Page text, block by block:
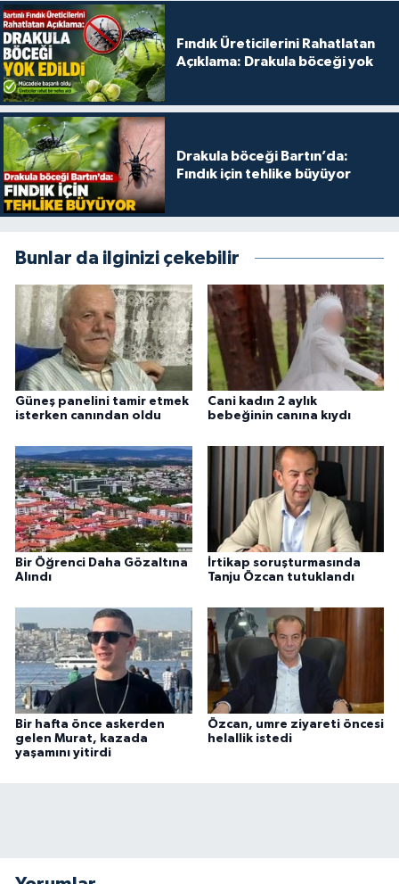
Fındık Üreticilerini Rahatlatan
Açıklama: Drakula böceği yok
Drakula böceği Bartın’da:
Fındık için tehlike büyüyor
Bunlar da ilginizi çekebilir
Güneş panelini tamir etmek
isterken canından oldu
Cani kadın 2 aylık
bebeğinin canına kıydı
Bir Öğrenci Daha Gözaltına
Alındı
İrtikap soruşturmasında
Tanju Özcan tutuklandı
Bir hafta önce askerden
gelen Murat, kazada
yaşamını yitirdi
Özcan, umre ziyareti öncesi
helallik istedi